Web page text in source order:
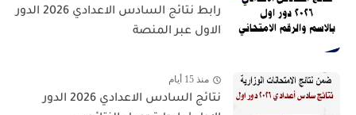
رابط نتائج السادس الاعدادي 2026 الدور
الاول عبر المنصة
منذ 15 أيام
نتائج السادس الاعدادي 2026 الدور